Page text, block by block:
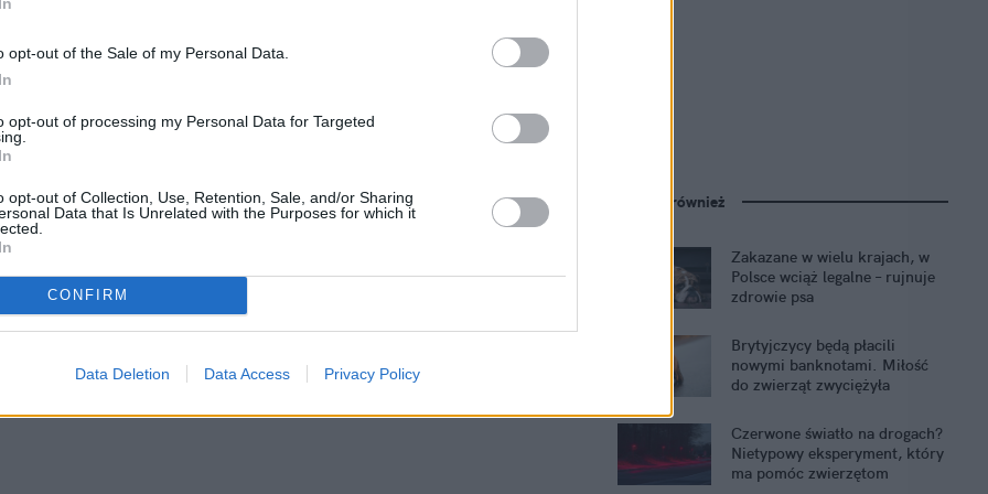
opt-out of the Sale of my Personal Data.
opt-out of processing my Personal Data for Targeted
opt-out of Collection, Use, Retention, Sale, and/or Sharing
Data that Is Unrelated with the Purposes for which it
CONFIRM
Data Deletion Data Access Privacy Policy
osoby, które uważają, że te napoje mogą
– powiedziała cytowana przez
szpitala Rosa Duarte w
rodzina.
19. Szaleją na jej punkcie, choć
Zobacz również
Zakazane w wielu krajach, w
Polsce wciąż legalne – rujnuje
zdrowie psa
Brytyjczycy będą płacili
nowymi banknotami. Miłość
do zwierząt zwyciężyła
Czerwone światło na drogach?
Nietypowy eksperyment, który
ma pomóc zwierzętom